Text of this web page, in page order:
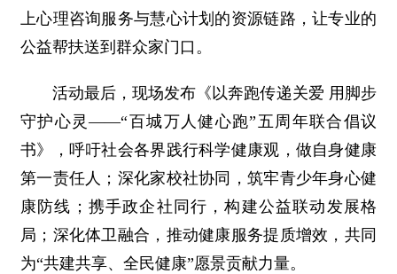
上心理咨询服务与慧心计划的资源链路，让专业的
公益帮扶送到群众家门口。
活动最后，现场发布《以奔跑传递关爱 用脚步
守护心灵——“百城万人健心跑”五周年联合倡议
书》，呼吁社会各界践行科学健康观，做自身健康
第一责任人；深化家校社协同，筑牢青少年身心健
康防线；携手政企社同行，构建公益联动发展格
局；深化体卫融合，推动健康服务提质增效，共同
为“共建共享、全民健康”愿景贡献力量。